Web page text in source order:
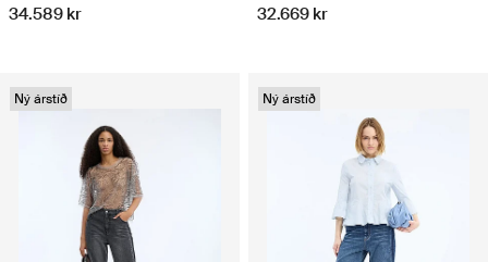
34.589 kr 32.669 kr
Ný árstíð Ný árstíð